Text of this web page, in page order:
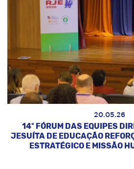
20.05.26
14º FÓRUM DAS EQUIPES
JESUÍTA DE EDUCAÇÃO
ESTRATÉGICO E MISSÃO